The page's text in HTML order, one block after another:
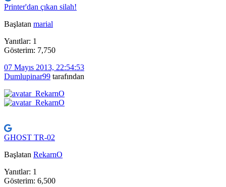
Printer'dan çıkan silah!
Başlatan marial
Yanıtlar: 1
Gösterim: 7,750
07 Mayıs 2013, 22:54:53
Dumlupinar99 tarafından
GHOST TR-02
Başlatan RekarnO
Yanıtlar: 1
Gösterim: 6,500